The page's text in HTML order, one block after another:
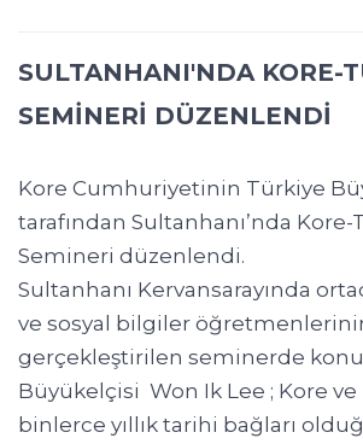
SULTANHANI'NDA KORE-
SEMİNERİ DÜZENLENDİ
Kore Cumhuriyetinin Türkiye
tarafından Sultanhanı’nda
Semineri düzenlendi.
Sultanhanı Kervansarayında
ve sosyal bilgiler öğretmenlerinin
gerçekleştirilen seminerde
Büyükelçisi Won Ik Lee ; Kore ve
binlerce yıllık tarihi bağları